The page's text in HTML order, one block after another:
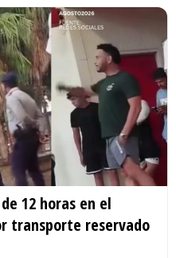
12 horas en el
transporte reservado